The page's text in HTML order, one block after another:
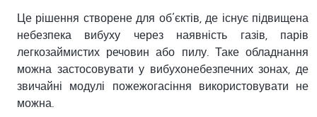
Це рішення створене для об’єктів, де існує підвищена
небезпека вибуху через наявність газів, парів
легкозаймистих речовин або пилу. Таке обладнання
можна застосовувати у вибухонебезпечних зонах, де
звичайні модулі пожежогасіння використовувати не
можна.